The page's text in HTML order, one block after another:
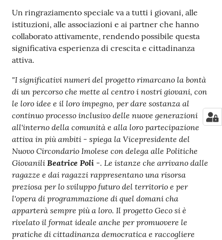
Un ringraziamento speciale va a tutti i giovani, alle
istituzioni, alle associazioni e ai partner che hanno
collaborato attivamente, rendendo possibile questa
significativa esperienza di crescita e cittadinanza
attiva.
"I significativi numeri del progetto rimarcano la bontà
di un percorso che mette al centro i nostri giovani, con
le loro idee e il loro impegno, per dare sostanza al
continuo processo inclusivo delle nuove generazioni
all'interno della comunità e alla loro partecipazione
attiva in più ambiti - spiega la Vicepresidente del
Nuovo Circondario Imolese con delega alle Politiche
Giovanili Beatrice Poli -. Le istanze che arrivano dalle
ragazze e dai ragazzi rappresentano una risorsa
preziosa per lo sviluppo futuro del territorio e per
l'opera di programmazione di queldomanicha
apparterà sempre più a loro. Il progetto Geco si è
rivelato il format ideale anche per promuovere le
pratiche di cittadinanza democratica e raccogliere